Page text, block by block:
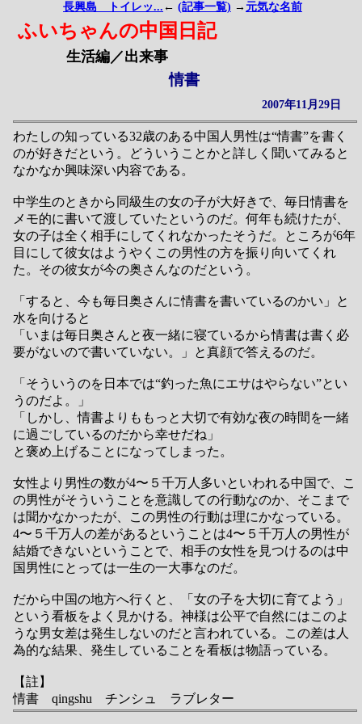
長興島 トイレッ... ← (記事一覧) → 元気な名前
ふいちゃんの中国日記
生活編／出来事
情書
2007年11月29日
わたしの知っている32歳のある中国人男性は“情書”を書く
のが好きだという。どういうことかと詳しく聞いてみると
なかなか興味深い内容である。
中学生のときから同級生の女の子が大好きで、毎日情書を
メモ的に書いて渡していたというのだ。何年も続けたが、
女の子は全く相手にしてくれなかったそうだ。ところが6年
目にして彼女はようやくこの男性の方を振り向いてくれ
た。その彼女が今の奥さんなのだという。
「すると、今も毎日奥さんに情書を書いているのかい」と
水を向けると
「いまは毎日奥さんと夜一緒に寝ているから情書は書く必
要がないので書いていない。」と真顔で答えるのだ。
「そういうのを日本では“釣った魚にエサはやらない”とい
うのだよ。」
「しかし、情書よりももっと大切で有効な夜の時間を一緒
に過ごしているのだから幸せだね」
と褒め上げることになってしまった。
女性より男性の数が4〜５千万人多いといわれる中国で、こ
の男性がそういうことを意識しての行動なのか、そこまで
は聞かなかったが、この男性の行動は理にかなっている。
4〜５千万人の差があるということは4〜５千万人の男性が
結婚できないということで、相手の女性を見つけるのは中
国男性にとっては一生の一大事なのだ。
だから中国の地方へ行くと、「女の子を大切に育てよう」
という看板をよく見かける。神様は公平で自然にはこのよ
うな男女差は発生しないのだと言われている。この差は人
為的な結果、発生していることを看板は物語っている。
【註】
情書 qingshu チンシュ ラブレター